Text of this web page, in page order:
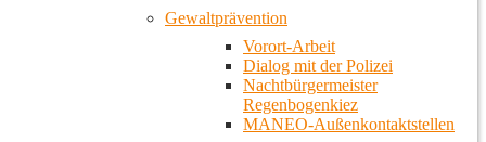
Gewaltprävention
Vorort-Arbeit
Dialog mit der Polizei
Nachtbürgermeister
Regenbogenkiez
MANEO-Außenkontaktstellen